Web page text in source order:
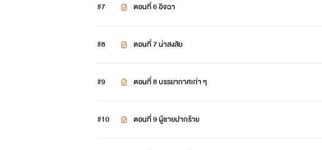
#7 ตอนที่ 6 อิจฉา
#8 ตอนที่ 7 น่าสงสัย
#9 ตอนที่ 8 บรรยากาศเก่า ๆ
#10 ตอนที่ 9 ผู้ชายปากร้าย